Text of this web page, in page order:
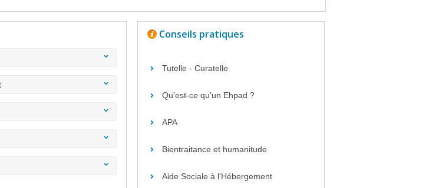
Conseils pratiques
Tutelle - Curatelle
Qu’est-ce qu’un Ehpad ?
APA
Bientraitance et humanitude
Aide Sociale à l'Hébergement